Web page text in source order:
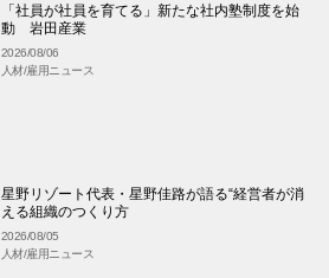
「社員が社員を育てる」新たな社内塾制度を始
動 岩田産業
2026/08/06
人材/雇用ニュース
星野リゾート代表・星野佳路が語る“経営者が消
える組織のつくり方
2026/08/05
人材/雇用ニュース